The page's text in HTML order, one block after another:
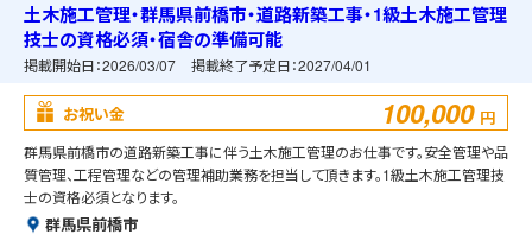
土木施工管理・群馬県前橋市・道路新築工事・1級土木施工管理
技士の資格必須・宿舎の準備可能
掲載開始日：2026/03/07 掲載終了予定日：2027/04/01
お祝い金 100,000 円
群馬県前橋市の道路新築工事に伴う土木施工管理のお仕事です。安全管理や品
質管理、工程管理などの管理補助業務を担当して頂きます。1級土木施工管理技
士の資格必須となります。
群馬県前橋市